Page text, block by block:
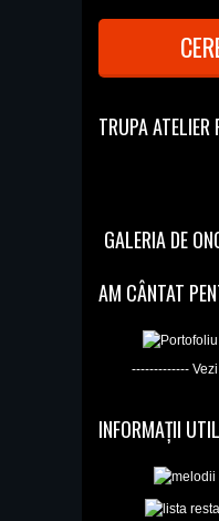
TRUPA ATELIER
GALERIA DE
AM CÂNTAT
-------------
INFORMAȚII